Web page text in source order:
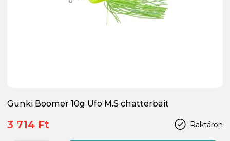
Gunki Boomer 10g Ufo M.S chatterbait
Raktáron
3 714 Ft